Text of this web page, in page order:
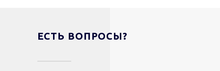
ЕСТЬ ВОПРОСЫ?